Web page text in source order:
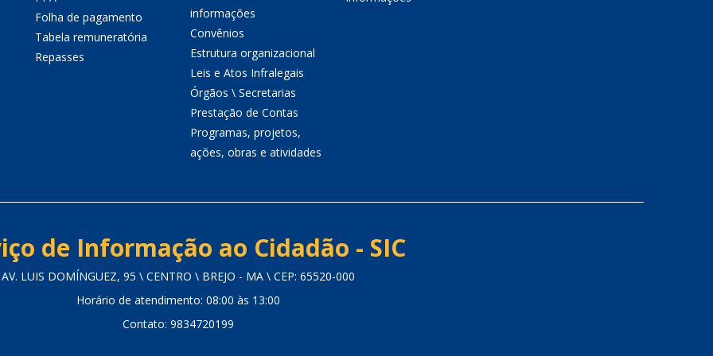
Folha de pagamento
Tabela remuneratória
Repasses
informações
Convênios
Estrutura organizacional
Leis e Atos Infralegais
Órgãos \ Secretarias
Prestação de Contas
Programas, projetos,
ações, obras e atividades
de Informação ao Cidadão - SIC
AV. LUIS DOMÍNGUEZ, 95 \ CENTRO \ BREJO - MA \ CEP: 65520-000
Horário de atendimento: 08:00 às 13:00
Contato: 9834720199